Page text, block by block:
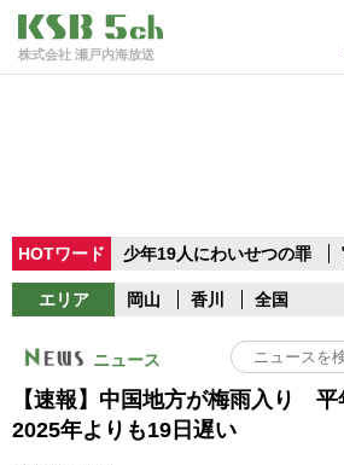
株式会社 瀬戸内海放送
HOTワード 少年19人にわいせつの罪
エリア 岡山 香川 全国
ニュース
【速報】中国地方が梅雨入り 平
2025年よりも19日遅い